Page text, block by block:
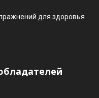
для здоровья